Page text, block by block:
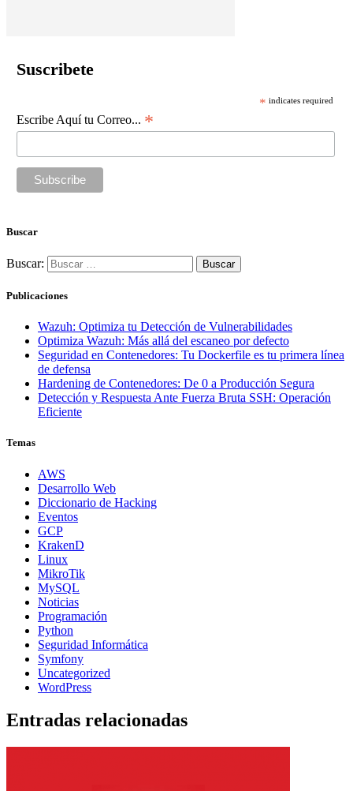
Suscribete
* indicates required
Escribe Aquí tu Correo... *
Buscar
Buscar:
Publicaciones
Wazuh: Optimiza tu Detección de Vulnerabilidades
Optimiza Wazuh: Más allá del escaneo por defecto
Seguridad en Contenedores: Tu Dockerfile es tu primera línea
de defensa
Hardening de Contenedores: De 0 a Producción Segura
Detección y Respuesta Ante Fuerza Bruta SSH: Operación
Eficiente
Temas
AWS
Desarrollo Web
Diccionario de Hacking
Eventos
GCP
KrakenD
Linux
MikroTik
MySQL
Noticias
Programación
Python
Seguridad Informática
Symfony
Uncategorized
WordPress
Entradas relacionadas